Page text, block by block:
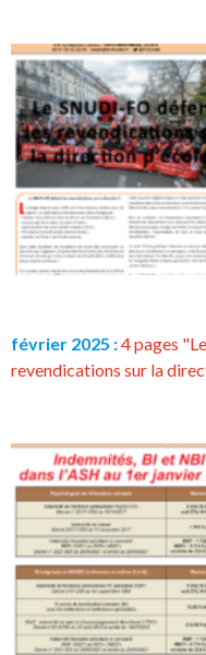
février 2025 :4 pages
revendications sur la